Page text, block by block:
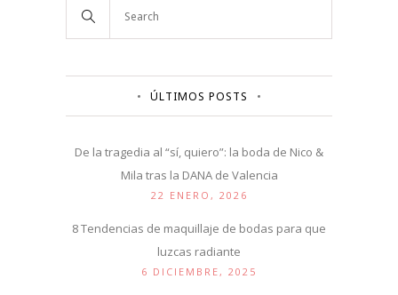
ÚLTIMOS POSTS
De la tragedia al “sí, quiero”: la boda de Nico &
Mila tras la DANA de Valencia
22 ENERO, 2026
8 Tendencias de maquillaje de bodas para que
luzcas radiante
6 DICIEMBRE, 2025